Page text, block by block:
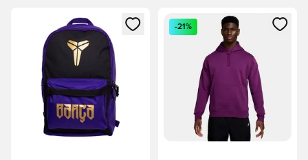
Åbner en Modal til at logge ind eller tilmelde dig som
Åbner en Modal til at logge
-21%